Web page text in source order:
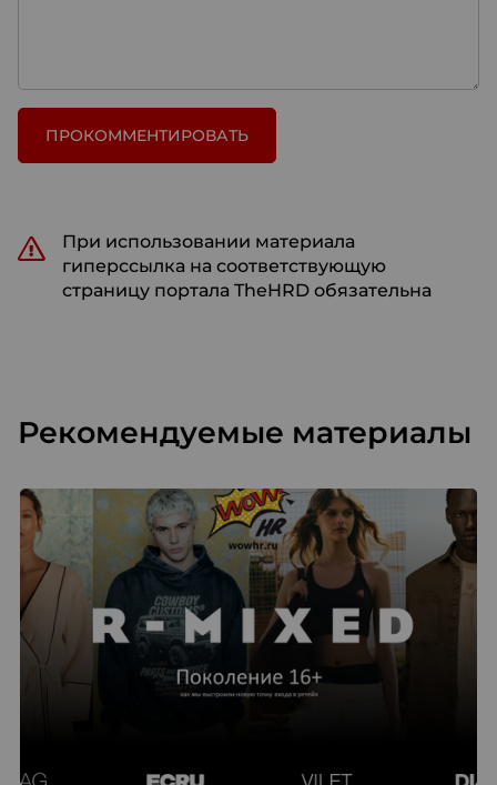
ПРОКОММЕНТИРОВАТЬ
При использовании материала
гиперссылка на соответствующую
страницу портала TheHRD обязательна
Рекомендуемые материалы